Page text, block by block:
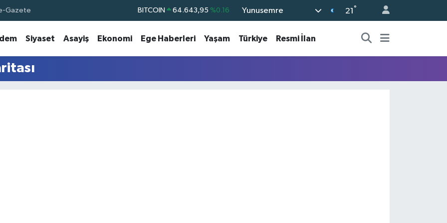
Gazete BITCOIN 64.643,95 %0.16
GRAM ALTIN 6500.87 %0.12
Yunusemre 21 °
Siyaset Asayiş Ekonomi Ege Haberleri Yaşam Türkiye Resmi İlan